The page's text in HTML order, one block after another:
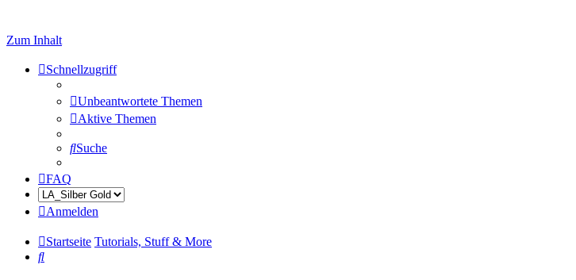
Zum Inhalt
Schnellzugriff
Unbeantwortete Themen
Aktive Themen
Suche
FAQ
Anmelden
Startseite Tutorials, Stuff & More
Suche